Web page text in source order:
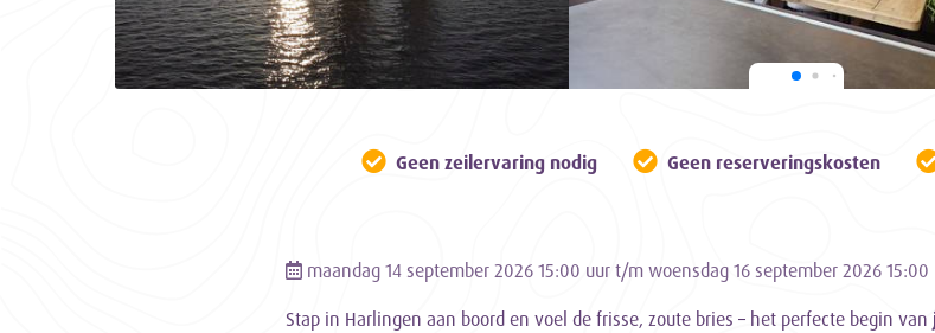
Geen zeilervaring nodig Geen reserveringskosten
maandag 14 september 2026 15:00 uur t/m woensdag 16 september 2026 15:00
Stap in Harlingen aan boord en voel de frisse, zoute bries – het perfecte begin van